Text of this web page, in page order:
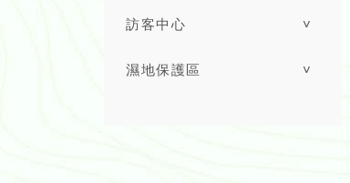
訪客中心 ˅
濕地保護區 ˅